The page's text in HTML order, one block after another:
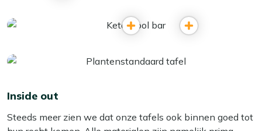
Inside out
Steeds meer zien we dat onze tafels ook binnen goed tot